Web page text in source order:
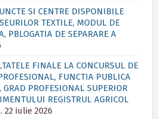
SI CENTRE DISPONIBILE
TEXTILE, MODUL DE
PBLOGATIA DE SEPARARE A
FINALE LA CONCURSUL DE
FUNCTIA PUBLICA
PROFESIONAL SUPERIOR
REGISTRUL AGRICOL
22 iulie 2026